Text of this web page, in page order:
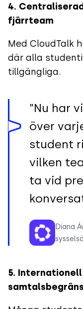
4.
fjärrteam
Med CloudTalk
där alla
tillgängliga.
”Nu har
över
student
vilken
ta vid
Diana
5.